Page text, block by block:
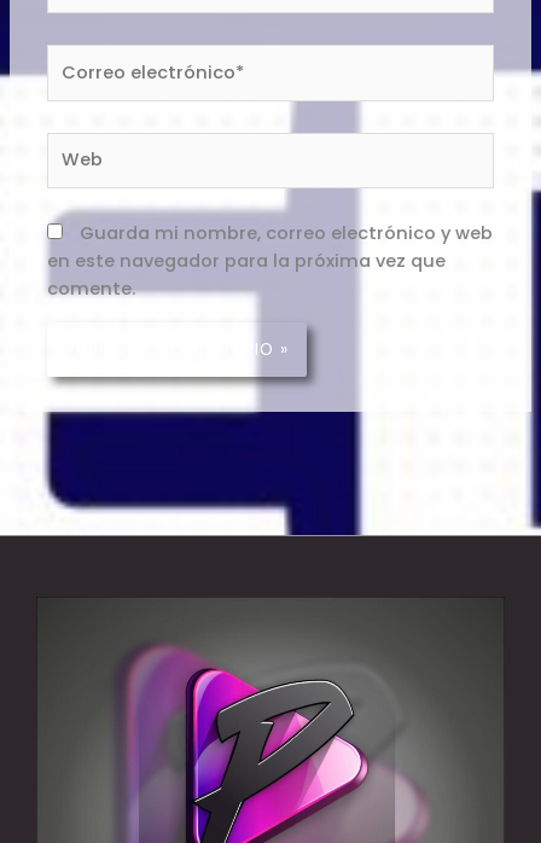
electrónico*
Guarda mi nombre, correo electrónico y web
en este navegador para la próxima vez que
comente.